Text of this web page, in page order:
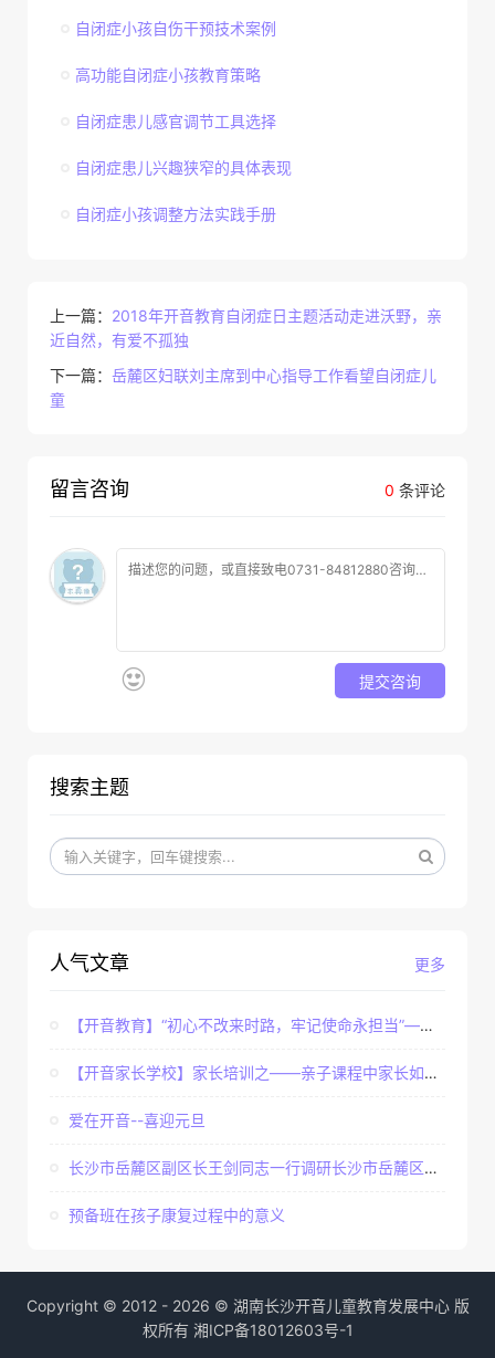
自闭症小孩自伤干预技术案例
高功能自闭症小孩教育策略
自闭症患儿感官调节工具选择
自闭症患儿兴趣狭窄的具体表现
自闭症小孩调整方法实践手册
上一篇： 2018年开音教育自闭症日主题活动走进沃野，亲
近自然，有爱不孤独
下一篇： 岳麓区妇联刘主席到中心指导工作看望自闭症儿
童
0 条评论
留言咨询
提交咨询
搜索主题
更多
人气文章
【开音教育】“初心不改来时路，牢记使命永担当”——...
【开音家长学校】家长培训之——亲子课程中家长如何辅...
爱在开音--喜迎元旦
长沙市岳麓区副区长王剑同志一行调研长沙市岳麓区开音...
预备班在孩子康复过程中的意义
Copyright © 2012 - 2026 © 湖南长沙开音儿童教育发展中心 版
权所有 湘ICP备18012603号-1